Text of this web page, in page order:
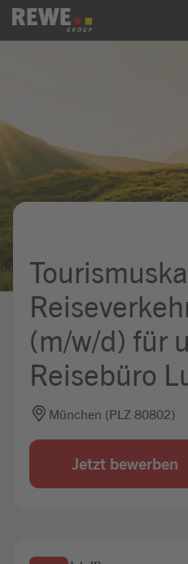
Zum Inhalt springen
REWE Group
Ausbildung
Praktikum &
Mein
(m/w/d) für
Reisebüro
München (PLZ 80802)
Jetzt bewerben